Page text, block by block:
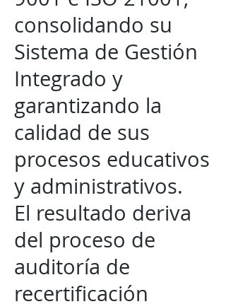
consolidando su
Sistema de Gestión
Integrado y
garantizando la
calidad de sus
procesos educativos
y administrativos.
El resultado deriva
del proceso de
auditoría de
recertificación